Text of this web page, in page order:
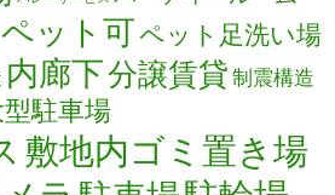
ペット可ペット足洗い場
内廊下分譲賃貸制震構造
駐車場
敷地内ゴミ置き場